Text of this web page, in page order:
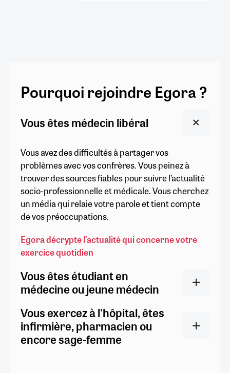
Pourquoi rejoindre Egora ?
Vous êtes médecin libéral
Vous avez des difficultés à partager vos
problèmes avec vos confrères. Vous peinez à
trouver des sources fiables pour suivre l’actualité
socio-professionnelle et médicale. Vous cherchez
un média qui relaie votre parole et tient compte
de vos préoccupations.
Egora décrypte l’actualité qui concerne votre
exercice quotidien
Vous êtes étudiant en
médecine ou jeune médecin
Vous exercez à l'hôpital, êtes
infirmière, pharmacien ou
encore sage-femme